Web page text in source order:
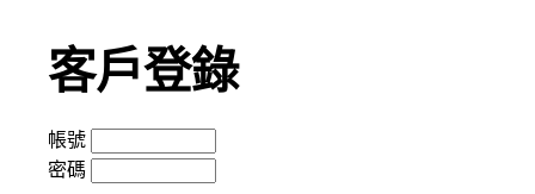
客戶登錄
帳號
密碼